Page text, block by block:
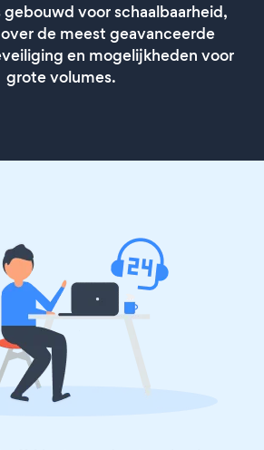
voor schaalbaarheid,
de meest geavanceerde
en mogelijkheden voor
grote volumes.